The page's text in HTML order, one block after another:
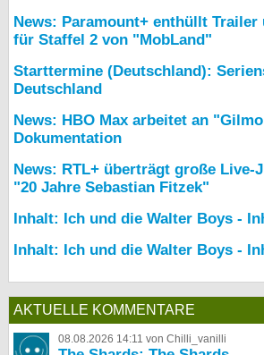
News: Paramount+ enthüllt
für Staffel 2 von "MobLand"
Starttermine (Deutschland):
Deutschland
News: HBO Max arbeitet an
Dokumentation
News: RTL+ überträgt große Live-
"20 Jahre Sebastian Fitzek"
Inhalt: Ich und die Walter Boys -
Inhalt: Ich und die Walter Boys -
AKTUELLE KOMMENTARE
08.08.2026 14:11 von Chilli_vanilli